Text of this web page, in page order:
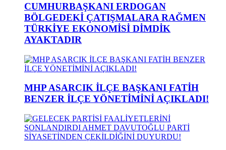
CUMHURBAŞKANI ERDOGAN
BÖLGEDEKİ ÇATIŞMALARA RAĞMEN
TÜRKİYE EKONOMİSİ DİMDİK
AYAKTADIR
MHP ASARCIK İLÇE BAŞKANI FATİH
BENZER İLÇE YÖNETİMİNİ AÇIKLADI!